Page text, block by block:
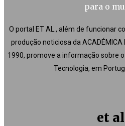
para o
O portal ET AL., além de funcionar
produção noticiosa da ACADÉMICA
1990, promove a informação sobre
Tecnologia, em
et